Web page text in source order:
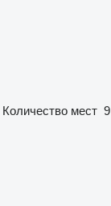
Количество мест 9